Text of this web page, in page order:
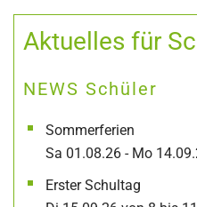
Aktuelles für
NEWS Schüler
Sommerferien
Sa 01.08.26 - Mo
Erster Schultag